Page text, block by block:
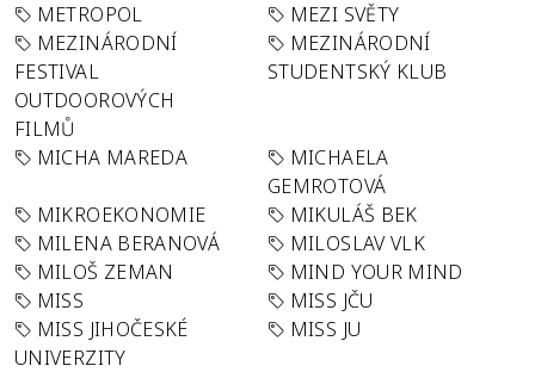
METROPOL
MEZI SVĚTY
MEZINÁRODNÍ
FESTIVAL
OUTDOOROVÝCH
FILMŮ
MEZINÁRODNÍ
STUDENTSKÝ KLUB
MICHA MAREDA
MICHAELA
GEMROTOVÁ
MIKROEKONOMIE
MIKULÁŠ BEK
MILENA BERANOVÁ
MILOSLAV VLK
MILOŠ ZEMAN
MIND YOUR MIND
MISS
MISS JČU
MISS JIHOČESKÉ
UNIVERZITY
MISS JU